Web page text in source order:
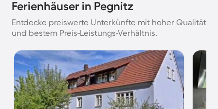
Ferienhäuser in Pegnitz
Entdecke preiswerte Unterkünfte mit hoher Qualität
und bestem Preis-Leistungs-Verhältnis.